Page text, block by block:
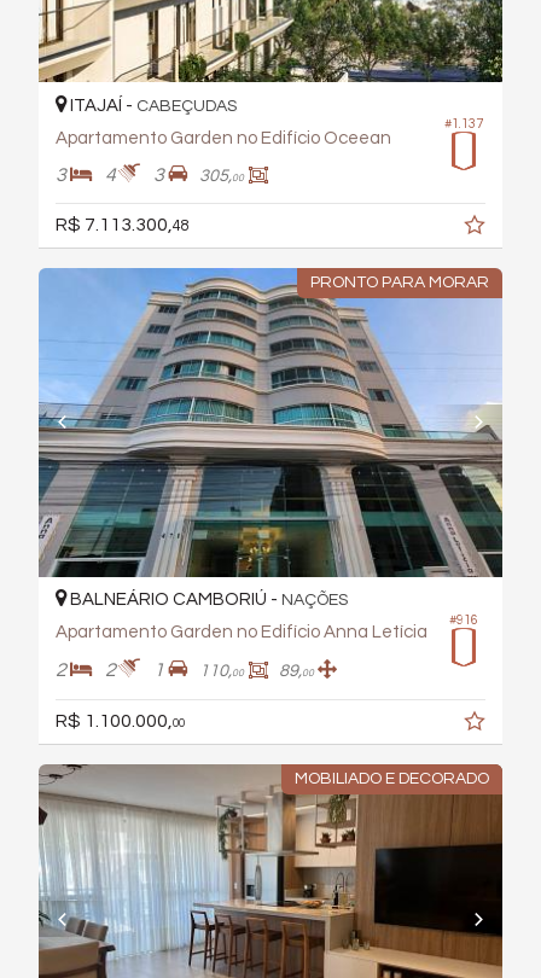
#1.137
ITAJAÍ - CABEÇUDAS
Apartamento Garden no Edifício Oceean
3 4 3 305,00
R$ 7.113.300, 48
PRONTO PARA MORAR
#916
BALNEÁRIO CAMBORIÚ - NAÇÕES
Apartamento Garden no Edifício Anna Letícia
2 2 1 110,00 89,00
R$ 1.100.000,00
MOBILIADO E DECORADO